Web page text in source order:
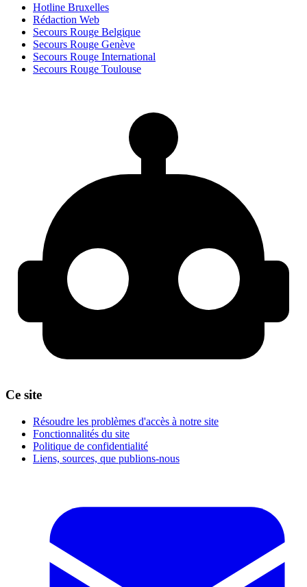
Hotline Bruxelles
Rédaction Web
Secours Rouge Belgique
Secours Rouge Genève
Secours Rouge International
Secours Rouge Toulouse
Ce site
Résoudre les problèmes d'accès à notre site
Fonctionnalités du site
Politique de confidentialité
Liens, sources, que publions-nous